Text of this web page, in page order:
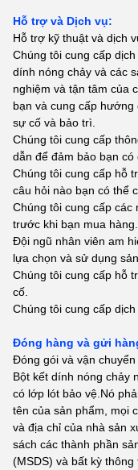
Hỗ trợ và Dịch vụ:
Hỗ trợ kỹ thuật và dịch
Chúng tôi cung cấp
dính nóng chảy và các
nghiệm và tận tâm của
bạn và cung cấp
sự cố và bảo trì.
Chúng tôi cung cấp
dẫn để đảm bảo bạn có
Chúng tôi cung cấp hỗ
câu hỏi nào bạn có thể
Chúng tôi cung cấp các
trước khi bạn mua hàng.
Đội ngũ nhân viên am
lựa chọn và sử dụng
Chúng tôi cung cấp hỗ
cố.
Chúng tôi cung cấp
Đóng hàng và gửi
Đóng gói và vận
Bột kết dính nóng chảy
có lớp lót bảo vệ.Nó
tên của sản phẩm, mọi
và địa chỉ của nhà sản
sách các thành phần
(MSDS) và bất kỳ thông